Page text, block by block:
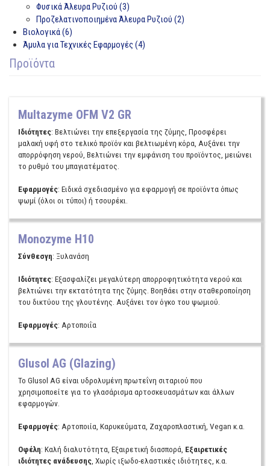
Φυσικά Άλευρα Ρυζιού (3)
Προζελατινοποιημένα Άλευρα Ρυζιού (2)
Βιολογικά (6)
Άμυλα για Τεχνικές Εφαρμογές (4)
Προϊόντα
Multazyme OFM V2 GR
Ιδιότητες: Βελτιώνει την επεξεργασία της ζύμης, Προσφέρει
μαλακή υφή στο τελικό προϊόν και βελτιωμένη κόρα, Αυξάνει την
απορρόφηση νερού, Βελτιώνει την εμφάνιση του προϊόντος, μειώνει
το ρυθμό του μπαγιατέματος.
Εφαρμογές: Ειδικά σχεδιασμένο για εφαρμογή σε προϊόντα όπως
ψωμί (όλοι οι τύποι) ή τσουρέκι.
Monozyme H10
Σύνθεσγη: Ξυλανάση
Ιδιότητες: Εξασφαλίζει μεγαλύτερη απορροφητικότητα νερού και
βελτιώνει την εκτατότητα της ζύμης. Βοηθάει στην σταθεροποίηση
του δικτύου της γλουτένης. Αυξάνει τον όγκο του ψωμιού.
Εφαρμογές: Αρτοποιΐα
Glusol AG (Glazing)
Το Glusol AG είναι υδρολυμένη πρωτεΐνη σιταριού που
χρησιμοποείτε για το γλασάρισμα αρτοσκευασμάτων και άλλων
εφαρμογών.
Εφαρμογές: Αρτοποιία, Καρυκεύματα, Ζαχαροπλαστική, Vegan κ.α.
Οφέλη: Καλή διαλυτότητα, Εξαιρετική διασπορά, Εξαιρετικές
ιδιότητες ανάδευσης , Χωρίς ιξωδο-ελαστικές ιδιότητες, κ.α.